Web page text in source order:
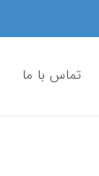
تماس با ما